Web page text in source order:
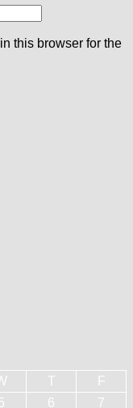
this browser for the
T
F
6 7